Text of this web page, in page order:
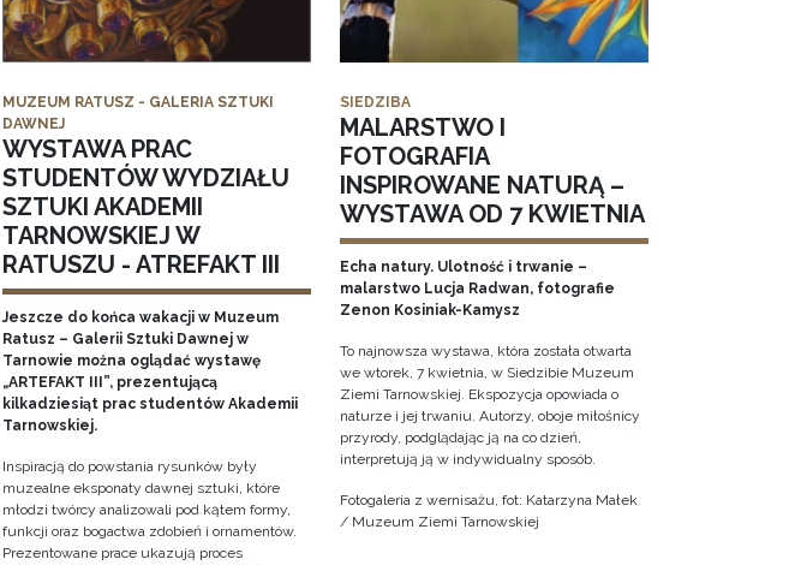
MUZEUM RATUSZ - GALERIA SZTUKI
DAWNEJ
WYSTAWA PRAC
STUDENTÓW WYDZIAŁU
SZTUKI AKADEMII
TARNOWSKIEJ W
RATUSZU - ATREFAKT III
Jeszcze do końca wakacji w Muzeum
Ratusz – Galerii Sztuki Dawnej w
Tarnowie można oglądać wystawę
„ARTEFAKT III”, prezentującą
kilkadziesiąt prac studentów Akademii
Tarnowskiej.
Inspiracją do powstania rysunków były
muzealne eksponaty dawnej sztuki, które
młodzi twórcy analizowali pod kątem formy,
funkcji oraz bogactwa zdobień i ornamentów.
Prezentowane prace ukazują proces
SIEDZIBA
MALARSTWO I
FOTOGRAFIA
INSPIROWANE NATURĄ –
WYSTAWA OD 7 KWIETNIA
Echa natury. Ulotność i trwanie –
malarstwo Lucja Radwan, fotografie
Zenon Kosiniak-Kamysz
To najnowsza wystawa, która została otwarta
we wtorek, 7 kwietnia, w Siedzibie Muzeum
Ziemi Tarnowskiej. Ekspozycja opowiada o
naturze i jej trwaniu. Autorzy, oboje miłośnicy
przyrody, podglądając ją na co dzień,
interpretują ją w indywidualny sposób.
Fotogaleria z wernisażu, fot: Katarzyna Małek
/ Muzeum Ziemi Tarnowskiej